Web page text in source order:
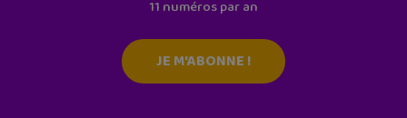
11 numéros par an
JE M'ABONNE !